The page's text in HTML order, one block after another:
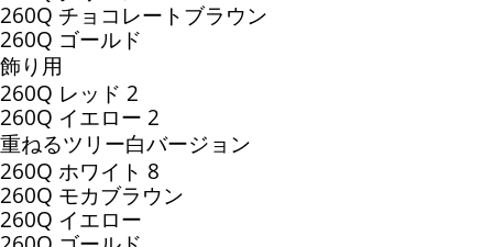
260Q チョコレートブラウン
260Q ゴールド
飾り用
260Q レッド 2
260Q イエロー 2
重ねるツリー白バージョン
260Q ホワイト 8
260Q モカブラウン
260Q イエロー